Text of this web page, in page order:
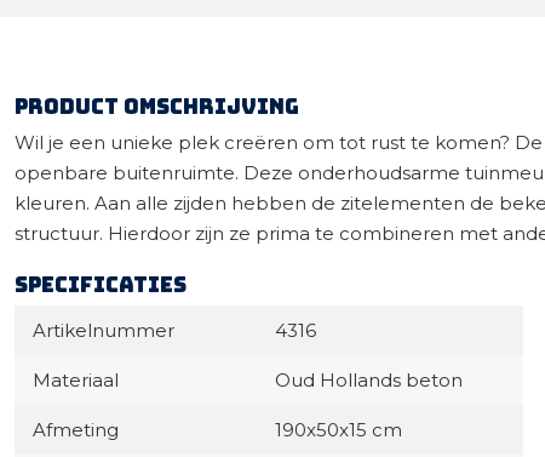
Product omschrijving
Wil je een unieke plek creëren om tot rust te komen?
openbare buitenruimte. Deze onderhoudsarme
kleuren. Aan alle zijden hebben de zitelementen de
structuur. Hierdoor zijn ze prima te combineren met
Specificaties
Artikelnummer 4316
Materiaal Oud Hollands beton
Afmeting 190x50x15 cm